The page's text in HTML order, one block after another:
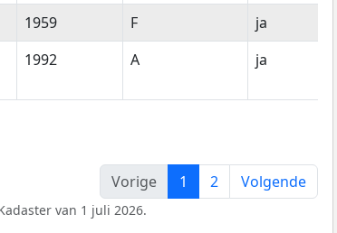
1959 F
ja
1992 A ja
Vorige
1 2 Volgende
van 1 juli 2026.